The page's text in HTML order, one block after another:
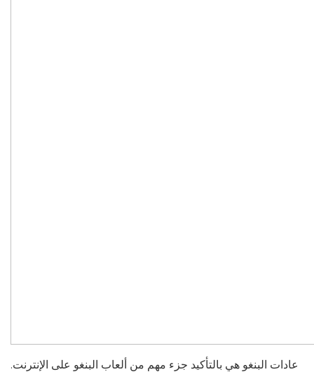
عادات البنغو هي بالتأكيد جزء مهم من ألعاب البنغو على الإنترنت.